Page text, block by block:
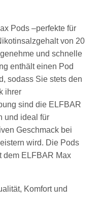
Pods –perfekte für
von 20
und schnelle
enthält einen Pod
sodass Sie stets den
ihrer
sind die ELFBAR
und ideal für
Geschmack bei
wird. Die Pods
dem ELFBAR Max
Komfort und